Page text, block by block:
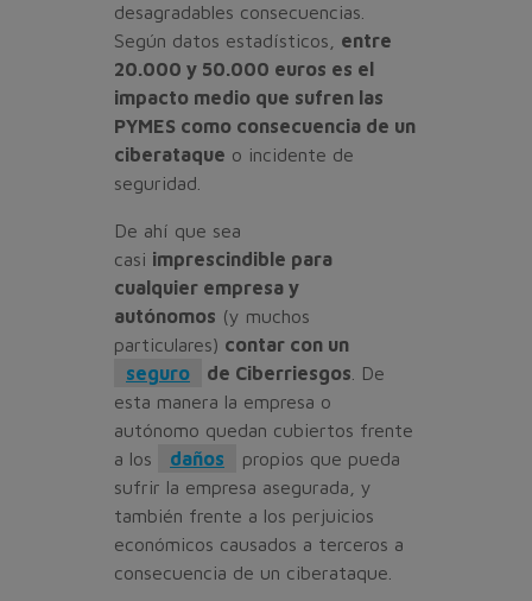
desagradables consecuencias.
Según datos estadísticos, entre
20.000 y 50.000 euros es el
impacto medio que sufren las
PYMES como consecuencia de un
ciberataque o incidente de
seguridad.
De ahí que sea
casi imprescindible para
cualquier empresa y
autónomos (y muchos
particulares) contar con un
seguro
de Ciberriesgos . De
esta manera la empresa o
autónomo quedan cubiertos frente
a los
daños
propios que pueda
sufrir la empresa asegurada, y
también frente a los perjuicios
económicos causados a terceros a
consecuencia de un ciberataque.